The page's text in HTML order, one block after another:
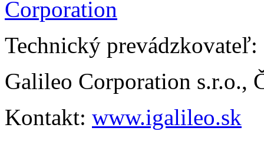
Technický prevádzkovateľ:
Galileo Corporation s.r.o.,
Kontakt: www.igalileo.sk